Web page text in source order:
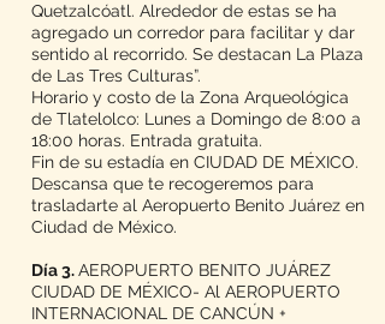
Quetzalcóatl. Alrededor de estas se ha
agregado un corredor para facilitar y dar
sentido al recorrido. Se destacan La Plaza
de Las Tres Culturas”.
Horario y costo de la Zona Arqueológica
de Tlatelolco: Lunes a Domingo de 8:00 a
18:00 horas. Entrada gratuita.
Fin de su estadía en CIUDAD DE MÉXICO.
Descansa que te recogeremos para
trasladarte al Aeropuerto Benito Juárez en
Ciudad de México.
Día 3.AEROPUERTO BENITO JUÁREZ
CIUDAD DE MÉXICO- Al AEROPUERTO
INTERNACIONAL DE CANCÚN +